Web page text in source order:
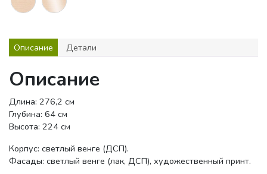
Описание Детали
Описание
Длина: 276,2 см
Глубина: 64 см
Высота: 224 см
Корпус: светлый венге (ДСП).
Фасады: светлый венге (лак, ДСП), художественный принт.